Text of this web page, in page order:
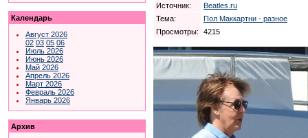
Календарь
Август 2026
02 03 05 06
Июль 2026
Июнь 2026
Май 2026
Апрель 2026
Март 2026
Февраль 2026
Январь 2026
Архив
Источник:
Beatles.ru
Тема:
Пол Маккартни - разное
Просмотры:
4215